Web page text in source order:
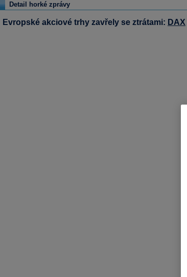
Detail horké zprávy
Evropské akciové trhy zavřely se ztrátami: DAX